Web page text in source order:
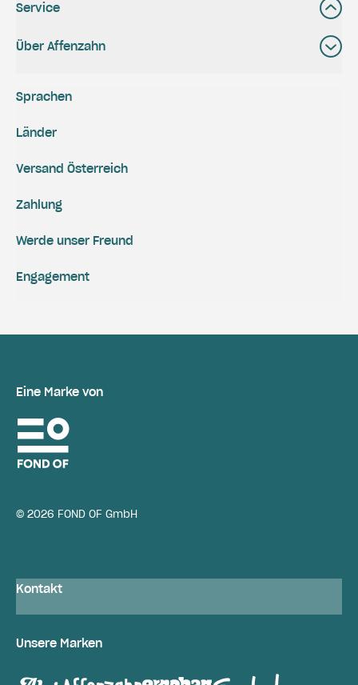
Service
Über Affenzahn
Versand Österreich
Zahlung
Engagement
Werde unser Freund
Sprachen
Länder
Eine Marke von
© 2026 FOND OF GmbH
Kontakt
Unsere Marken